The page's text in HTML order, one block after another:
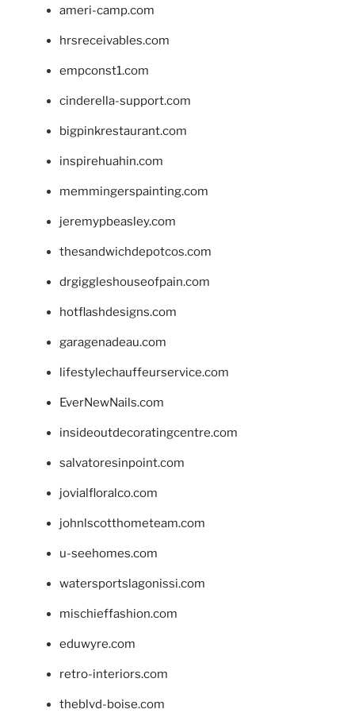
ameri-camp.com
hrsreceivables.com
empconst1.com
cinderella-support.com
bigpinkrestaurant.com
inspirehuahin.com
memmingerspainting.com
jeremypbeasley.com
thesandwichdepotcos.com
drgiggleshouseofpain.com
hotflashdesigns.com
garagenadeau.com
lifestylechauffeurservice.com
EverNewNails.com
insideoutdecoratingcentre.com
salvatoresinpoint.com
jovialfloralco.com
johnlscotthometeam.com
u-seehomes.com
watersportslagonissi.com
mischieffashion.com
eduwyre.com
retro-interiors.com
theblvd-boise.com